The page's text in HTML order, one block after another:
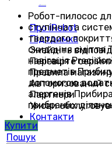
Про iRobot
Підтримка
Знайдіть
Перевірте
Правила
Авторизований
Партнери
Умови
Контакти
Пошук
Робот-пилосос
ступінчата
твердого
скидання сміття
навігація
предметів
допомогою
алергенів
прибраних
Купити